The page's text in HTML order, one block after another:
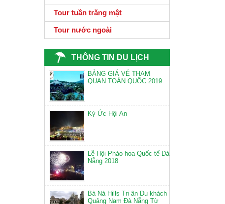
Tour tuần trăng mật
Tour nước ngoài
THÔNG TIN DU LỊCH
BẢNG GIÁ VÉ THAM
QUAN TOÀN QUỐC 2019
Ký Ức Hội An
Lễ Hội Pháo hoa Quốc tế Đà
Nẵng 2018
Bà Nà Hills Tri ân Du khách
Quảng Nam Đà Nẵng Từ